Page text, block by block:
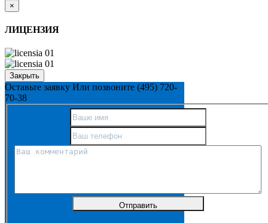
×
ЛИЦЕНЗИЯ
Закрыть
Оставьте заявку Или позвоните (495) 720-
70-38